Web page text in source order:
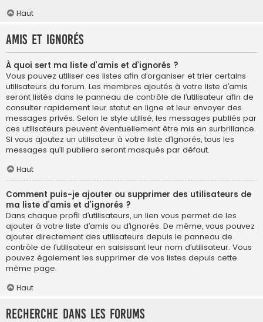
Haut
Amis et ignorés
À quoi sert ma liste d’amis et d’ignorés ?
Vous pouvez utiliser ces listes afin d’organiser et trier certains
utilisateurs du forum. Les membres ajoutés à votre liste d’amis
seront listés dans le panneau de contrôle de l’utilisateur afin de
consulter rapidement leur statut en ligne et leur envoyer des
messages privés. Selon le style utilisé, les messages publiés par
ces utilisateurs peuvent éventuellement être mis en surbrillance.
Si vous ajoutez un utilisateur à votre liste d’ignorés, tous les
messages qu’il publiera seront masqués par défaut.
Haut
Comment puis-je ajouter ou supprimer des utilisateurs de
ma liste d’amis et d’ignorés ?
Dans chaque profil d’utilisateurs, un lien vous permet de les
ajouter à votre liste d’amis ou d’ignorés. De même, vous pouvez
ajouter directement des utilisateurs depuis le panneau de
contrôle de l’utilisateur en saisissant leur nom d’utilisateur. Vous
pouvez également les supprimer de vos listes depuis cette
même page.
Haut
Recherche dans les forums